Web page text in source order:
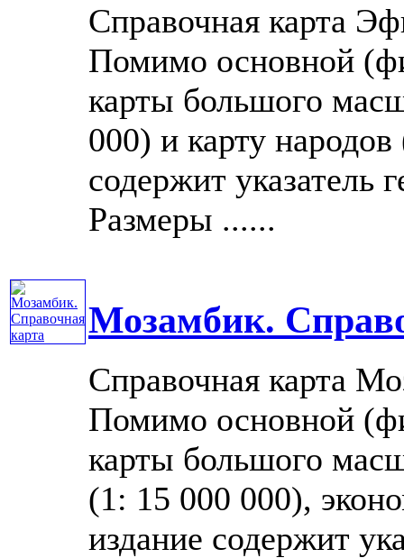
Справочная карта
Помимо основной
карты большого
000) и карту
содержит указатель
Размеры ......
Мозамбик.
Справочная карта
Помимо основной
карты большого
(1: 15 000 000),
издание содержит